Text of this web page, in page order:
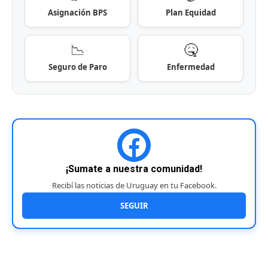
Asignación BPS Plan Equidad
📉
Seguro de Paro
🤒
Enfermedad
¡Sumate a nuestra comunidad!
Recibí las noticias de Uruguay en tu Facebook.
SEGUIR